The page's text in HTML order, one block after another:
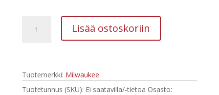
Lisää ostoskoriin
Tuotemerkki: Milwaukee
Tuotetunnus (SKU): Ei saatavilla/-tietoa Osasto: